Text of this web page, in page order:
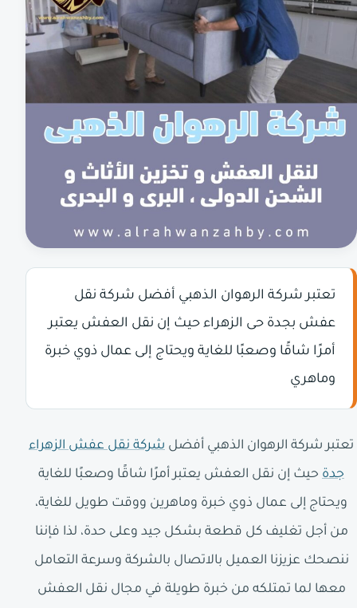
تعتبر شركة الرهوان الذهبي أفضل شركة نقل
عفش بجدة حى الزهراء حيث إن نقل العفش يعتبر
أمرًا شاقًا وصعبًا للغاية ويحتاج إلى عمال ذوي خبرة
وماهري
تعتبر شركة الرهوان الذهبي أفضل شركة نقل عفش الزهراء
جدة حيث إن نقل العفش يعتبر أمرًا شاقًا وصعبًا للغاية
ويحتاج إلى عمال ذوي خبرة وماهرين ووقت طويل للغاية،
من أجل تغليف كل قطعة بشكل جيد وعلى حدة، لذا فإننا
ننصحك عزيزنا العميل بالاتصال بالشركة وسرعة التعامل
معها لما تمتلكه من خبرة طويلة في مجال نقل العفش